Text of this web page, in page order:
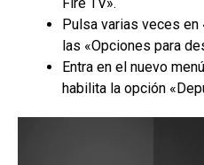
Pulsa varias veces en
las «Opciones para
Entra en el nuevo
habilita la opción